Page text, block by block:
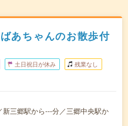
あちゃんのお散歩付
土日祝日が休み 残業なし
三郷駅から---分／三郷中央駅か